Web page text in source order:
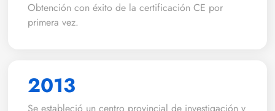
Obtención con éxito de la certificación CE por
primera vez.
2013